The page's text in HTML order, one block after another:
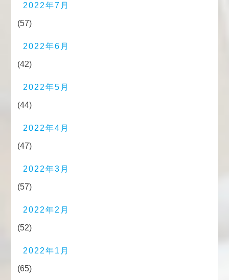
2022年7月
(57)
2022年6月
(42)
2022年5月
(44)
2022年4月
(47)
2022年3月
(57)
2022年2月
(52)
2022年1月
(65)